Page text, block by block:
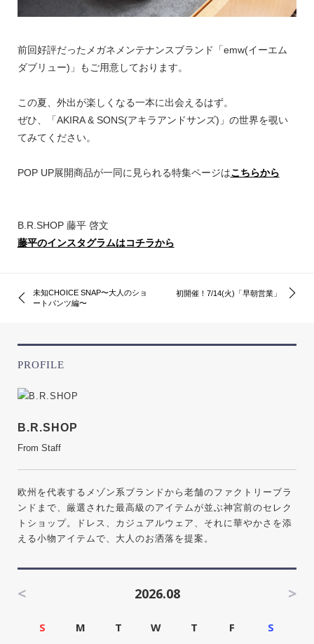
前回好評だったメガネメンテナンスブランド「emw(イーエム
ダブリュー)」もご用意しております。
この夏、外出が楽しくなる一本に出会えるはず。
ぜひ、「AKIRA & SONS(アキラアンドサンズ)」の世界を覗い
てみてください。
POP UP展開商品が一同に見られる特集ページはこちらから
B.R.SHOP 藤平 啓文
藤平のインスタグラムはコチラから
未知CHOICE SNAP〜大人のショ
ートパンツ編〜
初開催！7/14(火)「早朝営業」
PROFILE
B.R.SHOP
From Staff
欧州を代表するメゾン系ブランドから老舗のファクトリーブラ
ンドまで、厳選された最高級のアイテムが並ぶ神宮前のセレク
トショップ。ドレス、カジュアルウェア、それに華やかさを添
える小物アイテムで、大人のお洒落を提案。
< 2026.08 >
S M T W T F S